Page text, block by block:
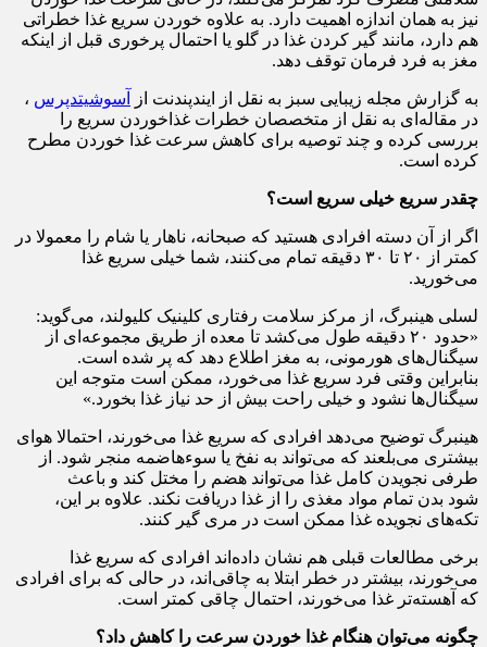
نیز به همان اندازه اهمیت دارد. به علاوه خوردن سریع غذا خطراتی
هم دارد، مانند گیر کردن غذا در گلو یا احتمال پرخوری قبل از اینکه
مغز به فرد فرمان توقف دهد.
به گزارش مجله زیبایی سبز به نقل از ایندپندنت از آسوشیتد‌پرس‌ ،
در مقاله‌ای به نقل از متخصصان خطرات غذاخوردن سریع را
بررسی کرده و چند توصیه‌ برای کاهش سرعت غذا خوردن مطرح
کرده است.
چقدر سریع خیلی سریع است؟
اگر از آن دسته افرادی هستید که صبحانه، ناهار یا شام را معمولا در
کمتر از ۲۰ تا ۳۰ دقیقه تمام می‌کنند، شما خیلی سریع غذا
می‌خورید.
لسلی هینبرگ، از مرکز سلامت رفتاری کلینیک کلیولند، می‌گوید:
«حدود ۲۰ دقیقه طول می‌کشد تا معده از طریق مجموعه‌ای از
سیگنال‌های هورمونی، به مغز اطلاع دهد که پر شده است.
بنابراین وقتی فرد سریع غذا می‌خورد، ممکن است متوجه این
سیگنال‌ها نشود و خیلی راحت بیش از حد نیاز غذا بخورد.»
هینبرگ توضیح می‌دهد افرادی که سریع غذا می‌خورند، احتمالا هوای
بیشتری می‌بلعند که می‌تواند به نفخ یا سوءهاضمه منجر شود. از
طرفی نجویدن کامل غذا می‌تواند هضم را مختل کند و باعث
شود بدن تمام مواد مغذی را از غذا دریافت نکند. علاوه بر این،
تکه‌های نجویده غذا ممکن است در مری گیر کنند.
برخی مطالعات قبلی هم نشان داده‌اند افرادی که سریع غذا
می‌خورند، بیشتر در خطر ابتلا به چاقی‌اند، در حالی که برای افرادی
که آهسته‌تر غذا می‌خورند، احتمال چاقی کمتر است.
چگونه می‌توان هنگام غذا خوردن سرعت را کاهش داد؟